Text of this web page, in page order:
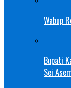
Wabup
Bupati
Sei